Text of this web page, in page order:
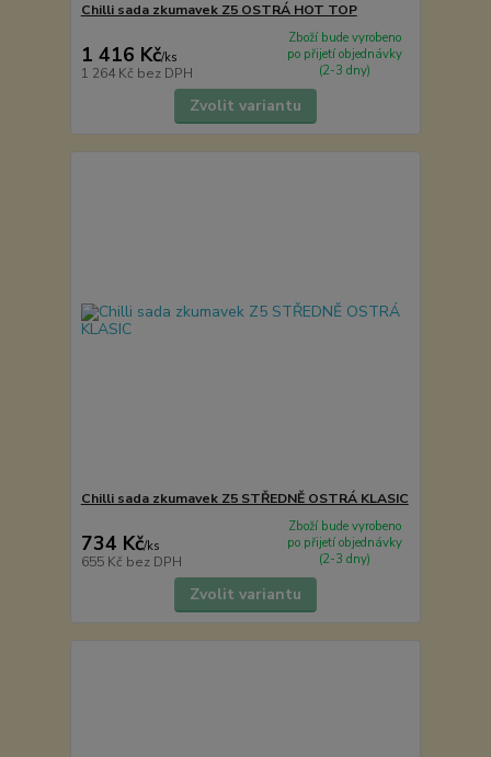
Chilli sada zkumavek Z5 OSTRÁ HOT TOP
1 416 Kč/ks
1 264 Kč bez DPH
Zboží bude vyrobeno
po přijetí objednávky
(2-3 dny)
Zvolit variantu
Chilli sada zkumavek Z5 STŘEDNĚ OSTRÁ KLASIC
734 Kč/ks
655 Kč bez DPH
Zboží bude vyrobeno
po přijetí objednávky
(2-3 dny)
Zvolit variantu